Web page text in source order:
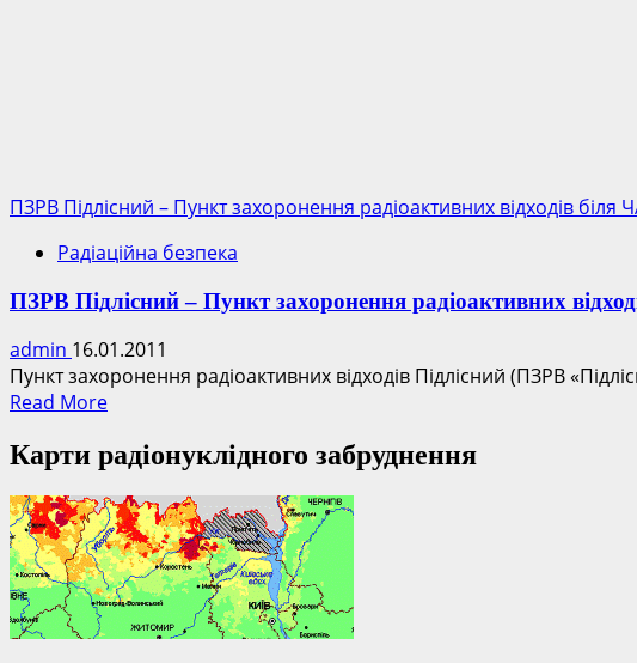
ПЗРВ Підлісний – Пункт захоронення радіоактивних відходів біля
Радіаційна безпека
ПЗРВ Підлісний – Пункт захоронення радіоактивних
admin 16.01.2011
Пункт захоронення радіоактивних відходів Підлісний (ПЗРВ
Read MoreRead
about
Підлісний
–
Пункт
захоронення
радіоактивних
відходів
Карти радіонуклідного забруднення